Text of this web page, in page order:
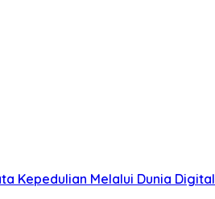
Kepedulian Melalui Dunia Digital